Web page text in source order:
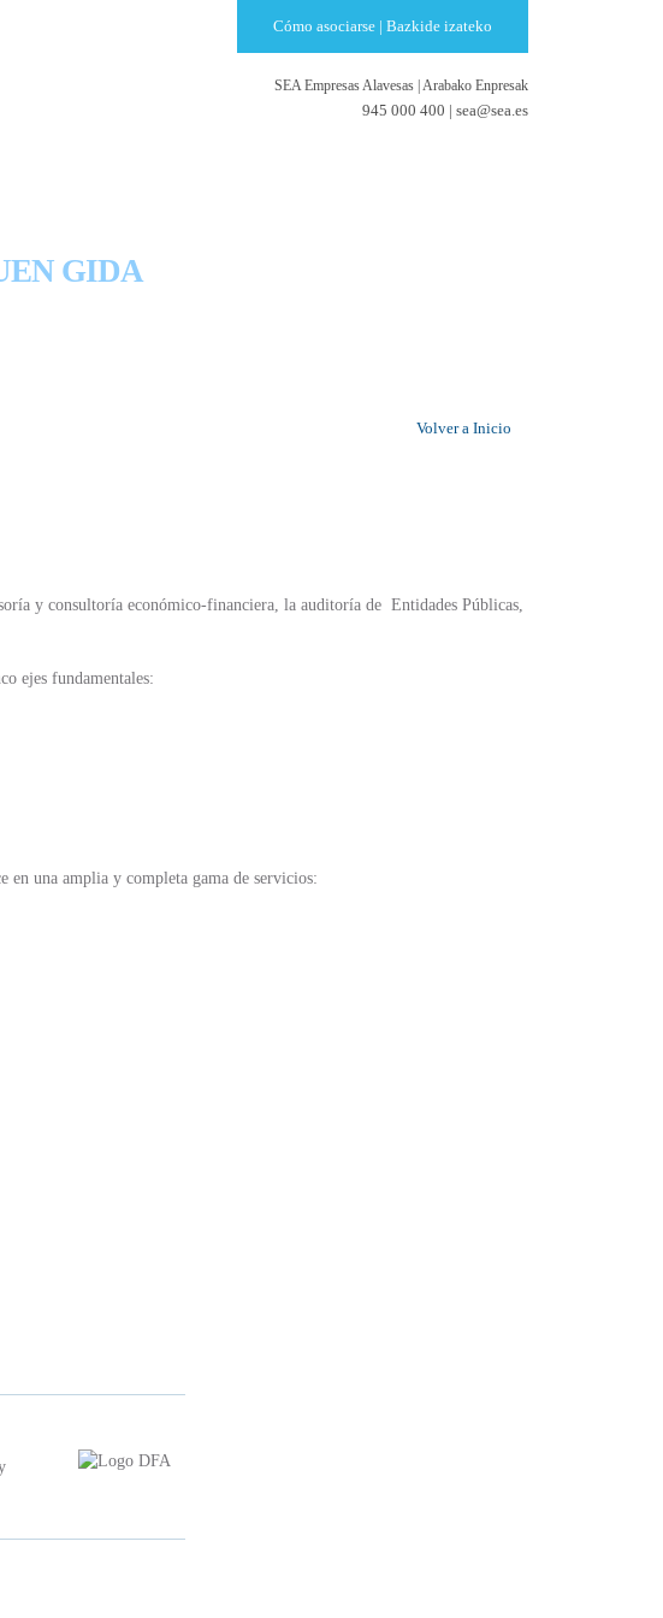
Cómo asociarse | Bazkide izateko
SEA Empresas Alavesas Arabako Enpresak
945 000 400 | sea@sea.es
GIDA
Volver a Inicio
y consultoría económico-financiera, la auditoría de Entidades Públicas, el apoyo técnico
ejes fundamentales:
en una amplia y completa gama de servicios: